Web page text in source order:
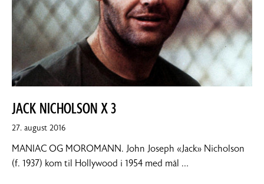
JACK NICHOLSON X 3
27. august 201610.
2016
MANIAC OG MOROMANN. John Joseph «Jack» Nicholson
(f. 1937) kom til Hollywood i 1954 med mål …